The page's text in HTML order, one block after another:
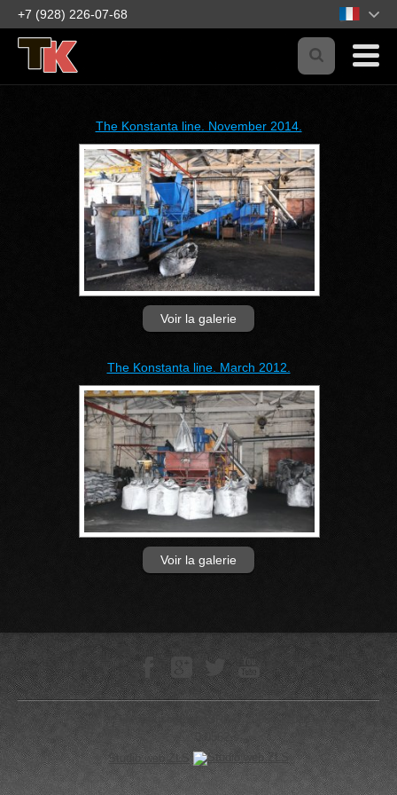
+7 (928) 226-07-68
The Konstanta line. November 2014.
Voir la galerie
The Konstanta line. March 2012.
Voir la galerie
Technokomplex SRL © 2005—-2026
0.0562 s
Studio web ZLS